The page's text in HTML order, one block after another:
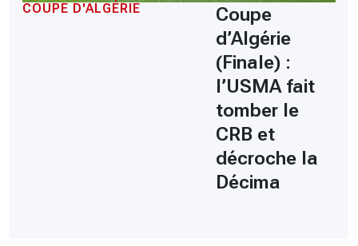
COUPE D'ALGÉRIE
Coupe
d’Algérie
(Finale) :
l’USMA fait
tomber le
CRB et
décroche la
Décima